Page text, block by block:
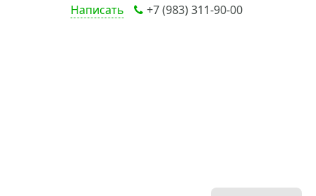
Написать +7 (983) 311-90-00